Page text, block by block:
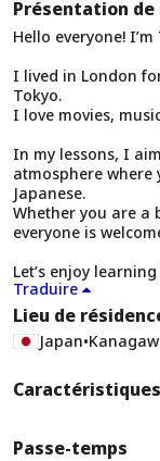
Présentation de
Hello everyone!
I lived in London
Tokyo.
I love movies,
In my lessons, I
atmosphere where
Japanese.
Whether you are a
everyone is
Let’s enjoy
Traduire
Lieu de
Japan•
Caractéristiques
Passe-temps